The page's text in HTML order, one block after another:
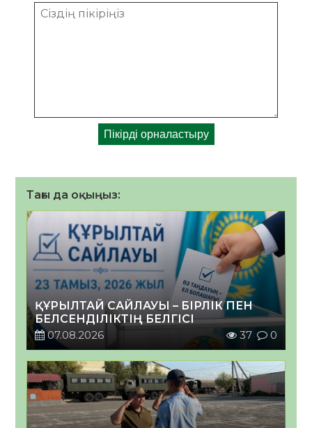
Тағы да оқыңыз:
ҚҰРЫЛТАЙ САЙЛАУЫ – БІРЛІК ПЕН
БЕЛСЕНДІЛІКТІҢ БЕЛГІСІ
07.08.2026
37 0